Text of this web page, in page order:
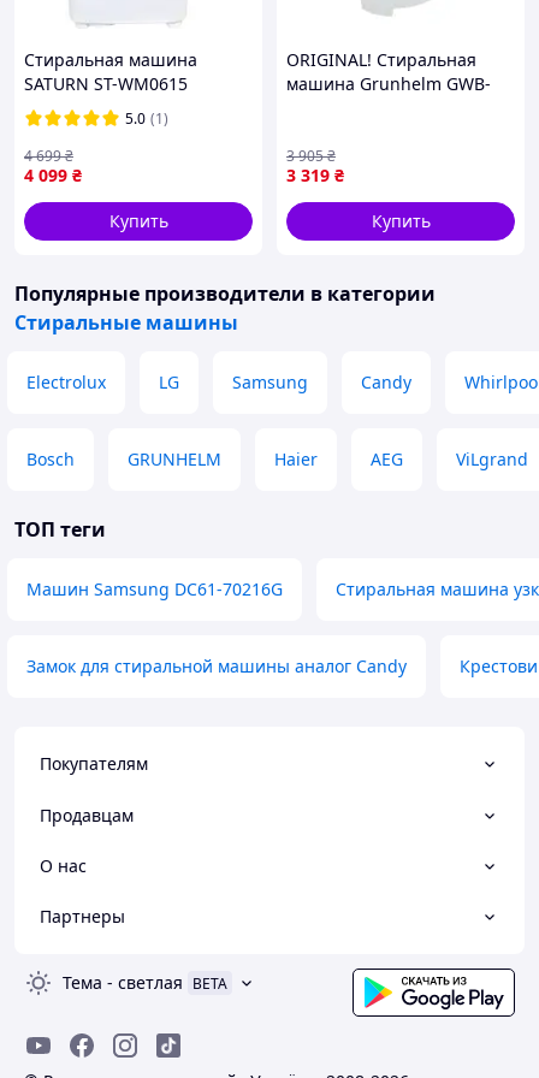
Стиральная машина
SATURN ST-WM0615
5.0 (1)
4 099 ₴
4 699₴
Купить
ORIGINAL! Стиральная
машина Grunhelm GWB-
MegaTorg.com.ua
3 319 ₴
3 905₴
Купить
Популярные производители в категории
Стиральные машины
Electrolux LG Samsung Candy
Bosch GRUNHELM Haier AEG ViLgrand
ТОП теги
Машин Samsung DC61-70216G Стиральная машина
Замок для стиральной машины аналог Candy
Покупателям
Продавцам
О нас
Партнеры
Тема - светлая BETA